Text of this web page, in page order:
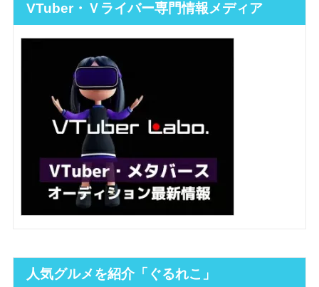
VTuber・Ｖライバー専門情報メディア
人気グルメを紹介「ぐるれこ」